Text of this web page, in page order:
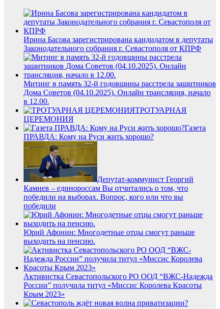
Ирина Басова зарегистрирована кандидатом в депутаты
Законодательного собрания г. Севастополя от КПРФ
Митинг в память 32-й годовщины расстрела защитников
Дома Советов (04.10.2025). Онлайн трансляция, начало
в 12.00.
ТРОТУАРНАЯ
ЦЕРЕМОНИЯ
Газета
ПРАВДА: Кому на Руси жить хорошо?
Депутат-коммунист Георгий
Камнев – единороссам Вы отчитались о том, что
победили на выборах. Вопрос, кого или что вы
победили
Юрий Афонин: Многодетные отцы смогут раньше
выходить на пенсию.
Активистка Севастопольского РО ООД “ВЖС-Надежда
России” получила титул «Миссис Королева Красоты
Крым 2023»